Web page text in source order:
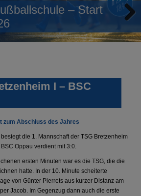
– Start
I – BSC
zum Abschluss des Jahres
die 1. Mannschaft der TSG Bretzenheim
Oppau verdient mit 3:0.
ersten Minuten war es die TSG, die die
hatte. In der 10. Minute scheiterte
von Günter Pierrets aus kurzer Distanz am
Jacob. Im Gegenzug dann auch die erste